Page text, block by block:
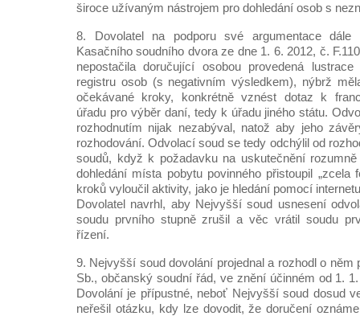
široce užívaným nástrojem pro dohledání osob s
8. Dovolatel na podporu své argumentace dále
Kasačního soudního dvora ze dne 1. 6. 2012, č.
nepostačila doručující osobou provedená
registru osob (s negativním výsledkem), nýbrž
očekávané kroky, konkrétně vznést dotaz k
úřadu pro výběr daní, tedy k úřadu jiného státu.
rozhodnutím nijak nezabýval, natož aby jeho
rozhodování. Odvolací soud se tedy odchýlil od
soudů, když k požadavku na uskutečnění
dohledání místa pobytu povinného přistoupil „zcela
kroků vyloučil aktivity, jako je hledání pomocí
Dovolatel navrhl, aby Nejvyšší soud usnesení
soudu prvního stupně zrušil a věc vrátil soudu
řízení.
9. Nejvyšší soud dovolání projednal a rozhodl o něm
Sb., občanský soudní řád, ve znění účinném od 1. 1.
Dovolání je přípustné, neboť Nejvyšší soud dosud
neřešil otázku, kdy lze dovodit, že doručení